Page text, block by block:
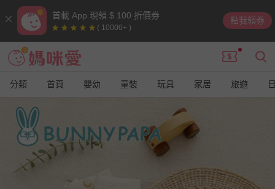
首載 App 現領 $ 100 折價券
( 10000+ )
點我領券
分類 首頁 嬰幼 童裝 玩具 家居 旅遊